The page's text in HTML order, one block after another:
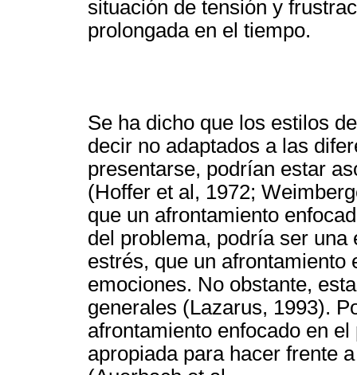
situación de tensión y
prolongada en el tiempo.
Se ha dicho que los estilos
decir no adaptados a las
presentarse, podrían estar
(Hoffer et al, 1972;
que un afrontamiento
del problema, podría ser
estrés, que un afrontamiento
emociones. No obstante,
generales (Lazarus, 1993).
afrontamiento enfocado en
apropiada para hacer frente